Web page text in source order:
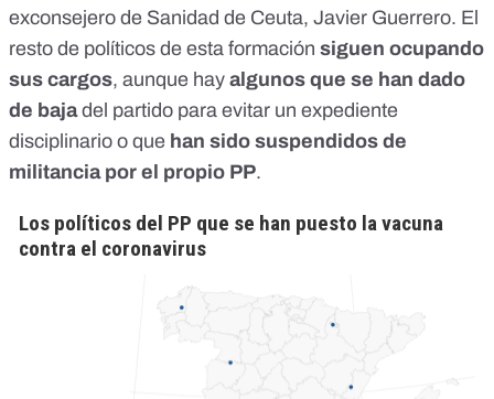
exconsejero de Sanidad de Ceuta, Javier Guerrero. El
resto de políticos de esta formación siguen ocupando
sus cargos, aunque hay algunos que se han dado
de bajadel partido para evitar un expediente
disciplinario o que han sido suspendidos de
militancia por el propio PP.